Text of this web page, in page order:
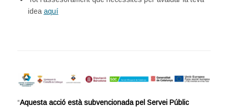
idea aquí
“Aquesta acció està subvencionada pel Servei Públic